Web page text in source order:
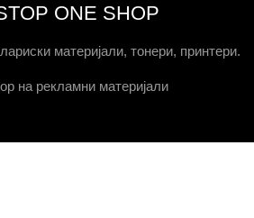
ONE SHOP
материјали, тонери, принтери.
на рекламни материјали